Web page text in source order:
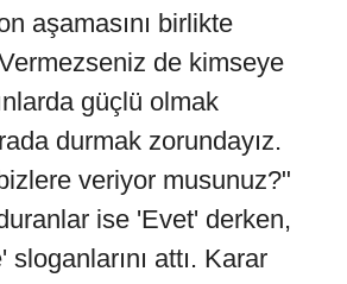
aşamasını birlikte
de kimseye
güçlü olmak
durmak zorundayız.
veriyor musunuz?"
ise 'Evet' derken,
attı. Karar